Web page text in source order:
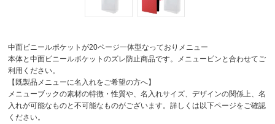
中面ビニールポケットが20ページ一体型なっておりメニュー
本体と中面ビニールポケットのズレ防止商品です。メニューピンと合わせてご
利用ください。
【既製品メニューに名入れをご希望の方へ】
メニューブックの素材の特徴・性質や、名入れサイズ、デザインの関係上、名
入れが可能なものと不可能なものがございます。詳しくは以下ページをご確認
ください。